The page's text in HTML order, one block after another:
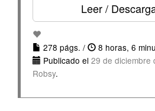
Leer /
278 págs. / 8 horas, 6
Publicado el 29 de diciembre
Robsy.